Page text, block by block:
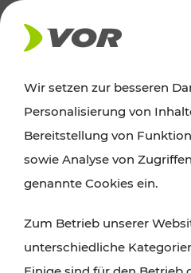
PRESSE
Bildarchiv
Willkommen in der
Alle Bilder sind für eine
und unter Nennung des
nutzbar, bei Fragen bitte
Wir setzen zur besseren
Personalisierung von
Bereitstellung von
sowie Analyse von
genannte Cookies ein.
Zum Betrieb unserer
unterschiedliche